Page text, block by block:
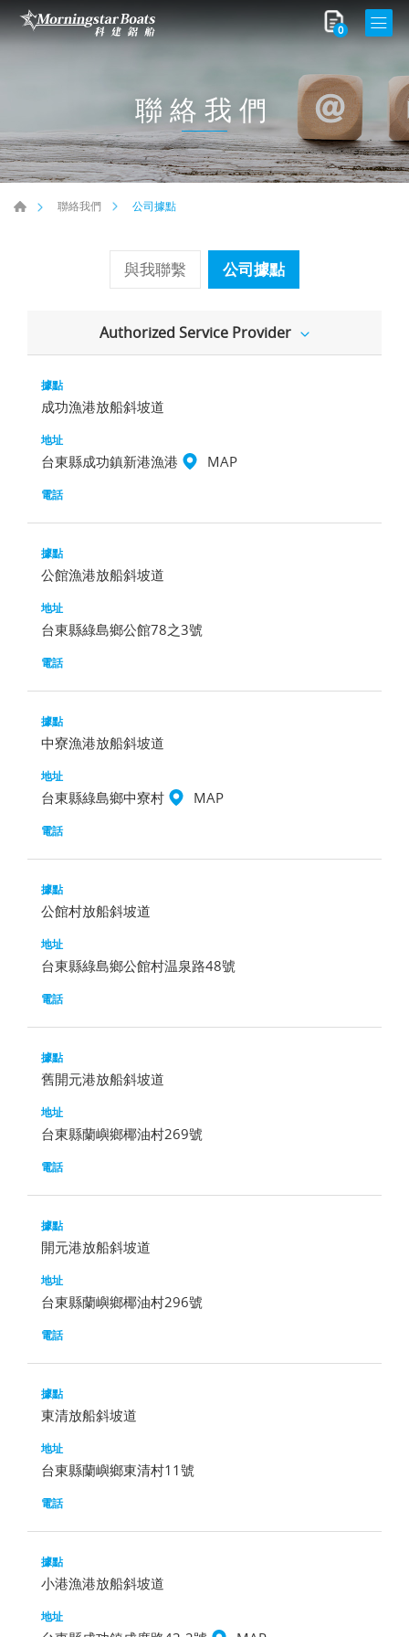
0
聯絡我們
聯絡我們 公司據點
與我聯繫 公司據點
Authorized Service Provider
成功漁港放船斜坡道
台東縣成功鎮新港漁港 MAP
公館漁港放船斜坡道
台東縣綠島鄉公館78之3號
中寮漁港放船斜坡道
台東縣綠島鄉中寮村 MAP
公館村放船斜坡道
台東縣綠島鄉公館村温泉路48號
舊開元港放船斜坡道
台東縣蘭嶼鄉椰油村269號
開元港放船斜坡道
台東縣蘭嶼鄉椰油村296號
東清放船斜坡道
台東縣蘭嶼鄉東清村11號
小港漁港放船斜坡道